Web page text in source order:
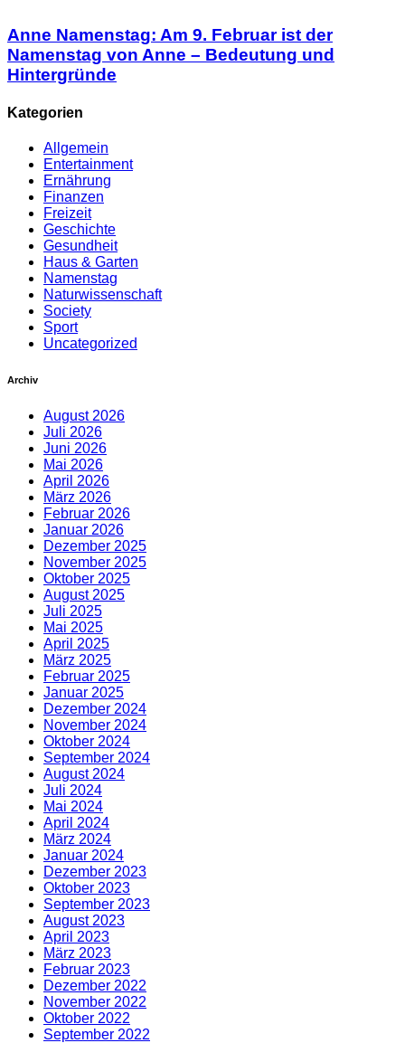
Anne Namenstag: Am 9. Februar ist der
Namenstag von Anne – Bedeutung und
Hintergründe
Kategorien
Allgemein
Entertainment
Ernährung
Finanzen
Freizeit
Geschichte
Gesundheit
Haus & Garten
Namenstag
Naturwissenschaft
Society
Sport
Uncategorized
Archiv
August 2026
Juli 2026
Juni 2026
Mai 2026
April 2026
März 2026
Februar 2026
Januar 2026
Dezember 2025
November 2025
Oktober 2025
August 2025
Juli 2025
Mai 2025
April 2025
März 2025
Februar 2025
Januar 2025
Dezember 2024
November 2024
Oktober 2024
September 2024
August 2024
Juli 2024
Mai 2024
April 2024
März 2024
Januar 2024
Dezember 2023
Oktober 2023
September 2023
August 2023
April 2023
März 2023
Februar 2023
Dezember 2022
November 2022
Oktober 2022
September 2022